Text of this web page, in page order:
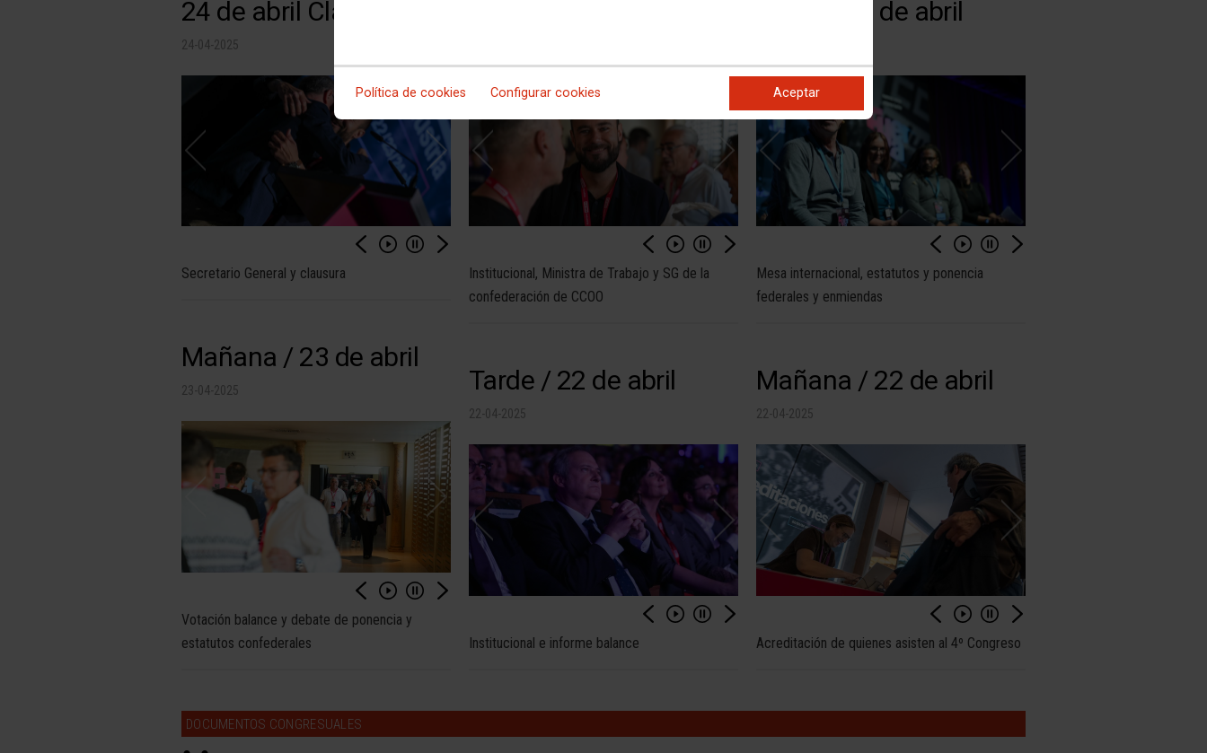
Política de cookies Configurar cookies Aceptar
24 de abril Clausura
24-04-2025
Secretario General y clausura
Mañana / 23 de abril
23-04-2025
Votación balance y debate de ponencia y
estatutos confederales
Institucional, Ministra de Trabajo y SG de la
confederación de CCOO
Tarde / 22 de abril
22-04-2025
Institucional e informe balance
Tarde / 23 de abril
Mesa internacional, estatutos y ponencia
federales y enmiendas
Mañana / 22 de abril
22-04-2025
Acreditación de quienes asisten al 4º Congreso
DOCUMENTOS CONGRESUALES